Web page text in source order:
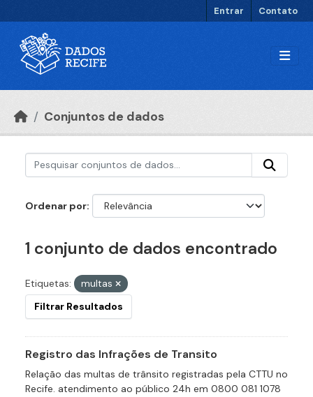
Entrar Contato
Conjuntos de dados
Ordenar por
1 conjunto de dados encontrado
Etiquetas:
multas
Filtrar Resultados
Registro das Infrações de Transito
Relação das multas de trânsito registradas pela CTTU no
Recife. atendimento ao público 24h em 0800 081 1078